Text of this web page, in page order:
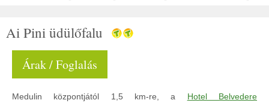
Ai Pini üdülőfalu
Árak / Foglalás
Medulin központjától 1,5 km-re, a Hotel Belvedere